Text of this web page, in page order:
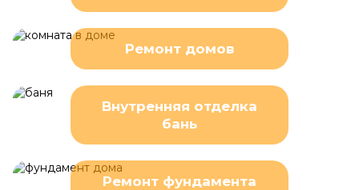
Ремонт домов
Внутренняя отделка
бань
Ремонт фундамента